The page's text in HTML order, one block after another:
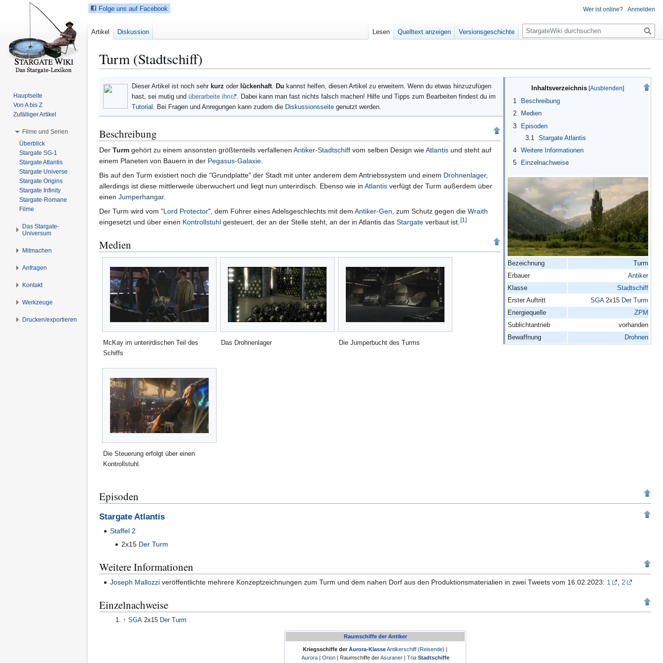
Turm (Stadtschiff)
N
v
i
g
t
i
o
n
s
r
S
c
h
e
p
r
i
n
g
n
Inhaltsverzeichnis
1
Beschreibung
2
Medien
3
Episoden
3.1
Stargate Atlantis
4
Weitere Informationen
5
Einzelnachweise
Bezeichnung
Turm
Erbauer
Antiker
Klasse
Stadtschiff
Erster Auftritt
SGA 2x15 Der Turm
Energiequelle
ZPM
Sublichtantrieb
vorhanden
Bewaffnung
Drohnen
Dieser Artikel ist noch sehr kurz oder lückenhaft. Du kannst helfen, diesen Artikel zu erweitern. Wenn du etwas hinzuzufügen
hast, sei mutig und überarbeite ihn
. Dabei kann man fast nichts falsch machen! Hilfe und Tipps zum Bearbeiten findest du im
Tutorial . Bei Fragen und Anregungen kann zudem die Diskussionsseite genutzt werden.
Beschreibung
Der Turm gehört zu einem ansonsten größtenteils verfallenen Antiker-Stadtschiff vom selben Design wieAtlantis und steht auf
einem Planeten von Bauern in der Pegasus-Galaxie.
Bis auf den Turm existiert noch die "Grundplatte" der Stadt mit unter anderem dem Antriebssystem und einem Drohnenlager,
allerdings ist diese mittlerweile überwuchert und liegt nun unterirdisch. Ebenso wie in Atlantis verfügt der Turm außerdem über
einen Jumperhangar.
Der Turm wird vom "Lord Protector", dem Führer eines Adelsgeschlechts mit dem Antiker-Gen, zum Schutz gegen die Wraith
eingesetzt und über einen Kontrollstuhl gesteuert, der an der Stelle steht, an der in Atlantis das Stargate verbaut ist.[1 ]
Medien
McKay im unterirdischen Teil des
Schiffs
Das Drohnenlager Die Jumperbucht des Turms
Die Steuerung erfolgt über einen
Kontrollstuhl.
Episoden
Stargate Atlantis
Staffel 2
2x15 Der Turm
Weitere Informationen
Joseph Mallozzi veröffentlichte mehrere Konzeptzeichnungen zum Turm und dem nahen Dorf aus den Produktionsmaterialien in zwei Tweets vom 16.02.2023: 1 2
Einzelnachweise
↑ SGA 2x15 Der Turm
Raumschiffe der Antiker
Kriegsschiffe der Aurora-KlasseAntikerschiff (Reisende) |
Aurora| Orion| Raumschiffe derAsuraner| Tria Stadtschiffe
Folge uns auf Facebook Wer ist online? Anmelden
Artikel Diskussion Lesen Quelltext anzeigen Versionsgeschichte
S
u
e
Hauptseite
Von A bis Z
Zufälliger Artikel
Filme und Serien
Überblick
Stargate SG-1
Stargate Atlantis
Stargate Universe
Stargate Origins
Stargate Infinity
Stargate-Romane
Filme
Das Stargate-
Universum
Mitmachen
Anfragen
Kontakt
Werkzeuge
Drucken/­exportieren